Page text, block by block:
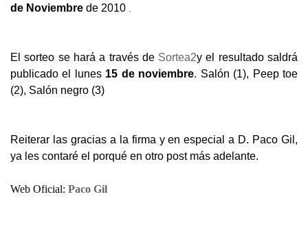
de Noviembre de 2010 .
El sorteo se hará a través de Sortea2y el resultado saldrá
publicado el lunes 15 de noviembre. Salón (1), Peep toe
(2), Salón negro (3)
Reiterar las gracias a la firma y en especial a D. Paco Gil,
ya les contaré el porqué en otro post más adelante.
Web Oficial: Paco Gil